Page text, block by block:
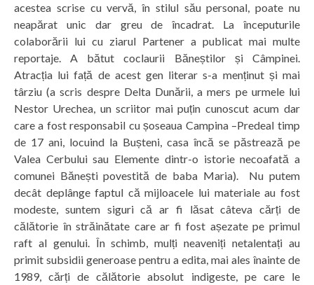
acestea scrise cu vervă, în stilul său personal, poate nu
neapărat unic dar greu de încadrat. La începuturile
colaborării lui cu ziarul Partener a publicat mai multe
reportaje. A bătut coclaurii Băneștilor și Câmpinei.
Atracția lui față de acest gen literar s-a menținut și mai
târziu (a scris despre Delta Dunării, a mers pe urmele lui
Nestor Urechea, un scriitor mai puțin cunoscut acum dar
care a fost responsabil cu șoseaua Campina –Predeal timp
de 17 ani, locuind la Bușteni, casa încă se păstrează pe
Valea Cerbului sau Elemente dintr-o istorie necoafată a
comunei Bănești povestită de baba Maria). Nu putem
decât deplânge faptul că mijloacele lui materiale au fost
modeste, suntem siguri că ar fi lăsat câteva cărți de
călătorie în străinătate care ar fi fost așezate pe primul
raft al genului. În schimb, mulți neaveniți netalentați au
primit subsidii generoase pentru a edita, mai ales înainte de
1989, cărți de călătorie absolut indigeste, pe care le